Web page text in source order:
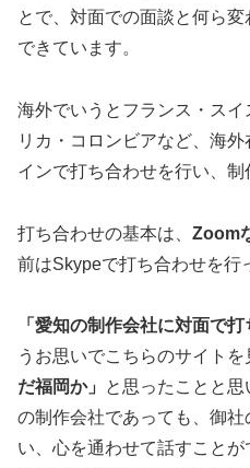
とで、対面での面談と何ら
できています。
海外でいうとフランス・ス
リカ・コロンビアなど、海
インで打ち合わせを行い、制
打ち合わせの基本は、 Zoom
前はSkypeで打ち合わせを行
「愛知の制作会社に対面で
うお思いでこちらのサイトを
だ福岡か」
と思ったことと
の制作会社であっても、御
い、心を通わせて話すことが